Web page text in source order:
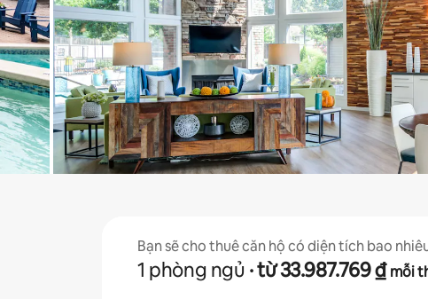
Bạn sẽ cho thuê căn hộ có diện tích bao
1 phòng ngủ · từ 33.987.769 ₫mỗi